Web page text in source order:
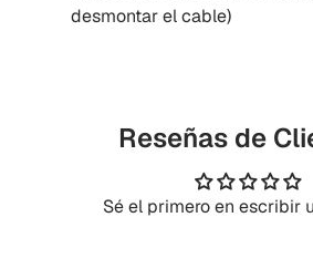
desmontar el cable)
Reseñas de
Sé el primero en escribir